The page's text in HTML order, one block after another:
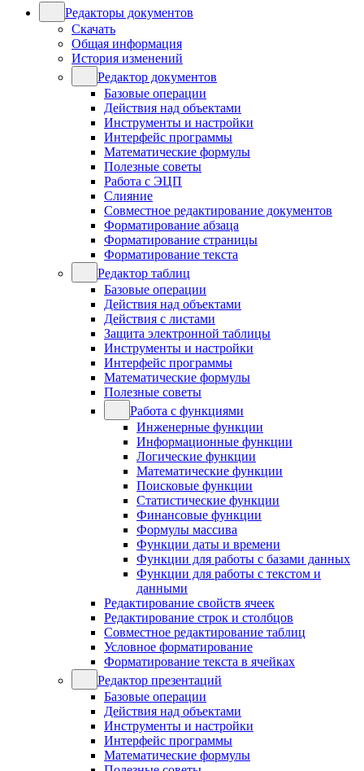
Редакторы документов
Скачать
Общая информация
История изменений
Редактор документов
Базовые операции
Действия над объектами
Инструменты и настройки
Интерфейс программы
Математические формулы
Полезные советы
Работа с ЭЦП
Слияние
Совместное редактирование документов
Форматирование абзаца
Форматирование страницы
Форматирование текста
Редактор таблиц
Базовые операции
Действия над объектами
Действия с листами
Защита электронной таблицы
Инструменты и настройки
Интерфейс программы
Математические формулы
Полезные советы
Работа с функциями
Инженерные функции
Информационные функции
Логические функции
Математические функции
Поисковые функции
Статистические функции
Финансовые функции
Формулы массива
Функции даты и времени
Функции для работы с базами данных
Функции для работы с текстом и
данными
Редактирование свойств ячеек
Редактирование строк и столбцов
Совместное редактирование таблиц
Условное форматирование
Форматирование текста в ячейках
Редактор презентаций
Базовые операции
Действия над объектами
Инструменты и настройки
Интерфейс программы
Математические формулы